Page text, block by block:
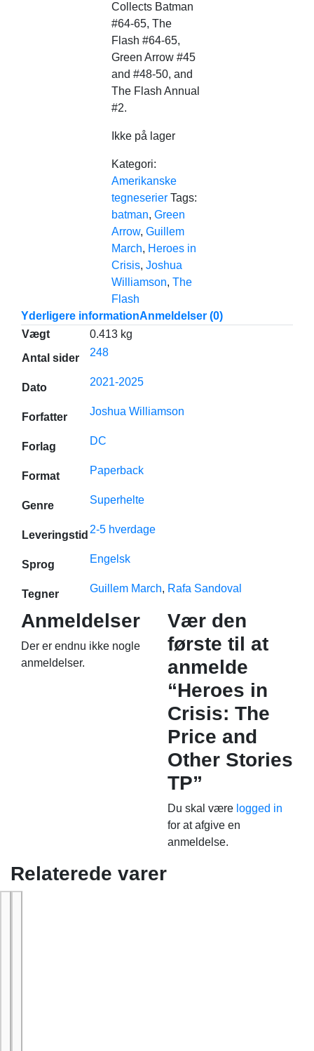
Collects Batman
#64-65, The
Flash #64-65,
Green Arrow #45
and #48-50, and
The Flash Annual
#2.
Ikke på lager
Kategori:
Amerikanske
tegneserier Tags:
batman,Green
Arrow,Guillem
March, Heroes in
Crisis,Joshua
Williamson,The
Flash
Yderligere informationAnmeldelser (0)
Vægt
0.413 kg
Antal sider
248
Dato 2021-2025
Forfatter Joshua Williamson
Forlag DC
Format Paperback
Genre Superhelte
Leveringstid 2-5 hverdage
Sprog Engelsk
Tegner Guillem March, Rafa Sandoval
Anmeldelser
Der er endnu ikke nogle
anmeldelser.
Vær den
første til at
anmelde
“Heroes in
Crisis: The
Price and
Other Stories
TP”
Du skal være logged in
for at afgive en
anmeldelse.
Relaterede varer